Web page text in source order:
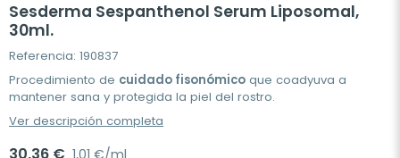
Sesderma Sespanthenol Serum Liposomal,
30ml.
Referencia: 190837
Procedimiento de cuidado fisonómico que coadyuva a
mantener sana y protegida la piel del rostro.
Ver descripción completa
1,01 €/ml